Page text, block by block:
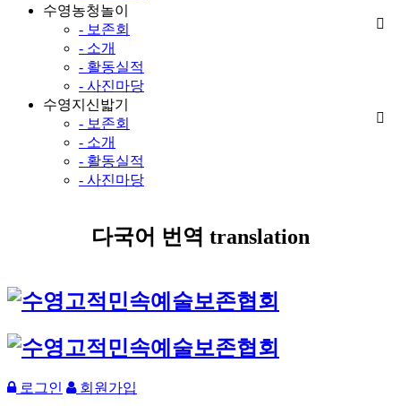
수영농청놀이
- 보존회
- 소개
- 활동실적
- 사진마당
수영지신밟기
- 보존회
- 소개
- 활동실적
- 사진마당
다국어 번역 translation
로그인 회원가입